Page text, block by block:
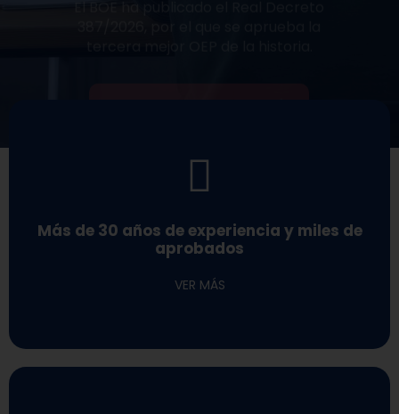
Más de 30 años de experiencia y miles de
aprobados
VER MÁS
Nuestros opositores no sólo aprueban con éxito sus
exámenes, sino que ¡sobresalen!, ocupando